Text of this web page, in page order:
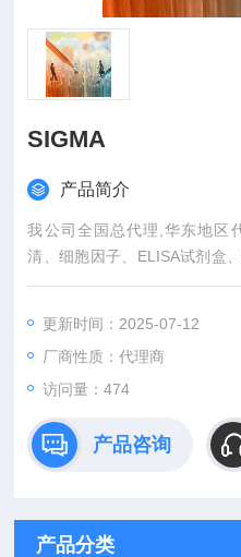
SIGMA
产品简介
我公司全国总代理,华东地区
清、细胞因子、ELISA试剂盒
培养基、一抗、二抗、其产品
更新时间：2025-07-12
厂商性质：代理商
访问量：474
产品咨询
产品分类